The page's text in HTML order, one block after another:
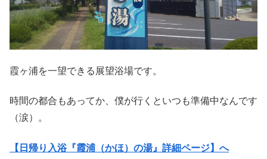
霞ヶ浦を一望できる展望浴場です。
時間の都合もあってか、僕が行くといつも準備中なんです
（涙）。
【日帰り入浴『霞浦（かほ）の湯』詳細ページ】へ